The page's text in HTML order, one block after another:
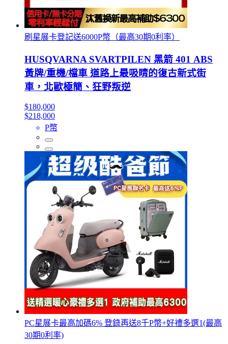
刷星展卡登記送6000P幣（最高30期0利率）
HUSQVARNA SVARTPILEN 黑箭 401 ABS
黃牌/重機/檔車 道路上最吸睛的復古新式街
車，北歐極簡、狂野叛逆
$180,000
$218,000
P幣
PC星展卡最高加碼6% 登錄再送8千P幣+好禮多選1(最高
30期0利率)